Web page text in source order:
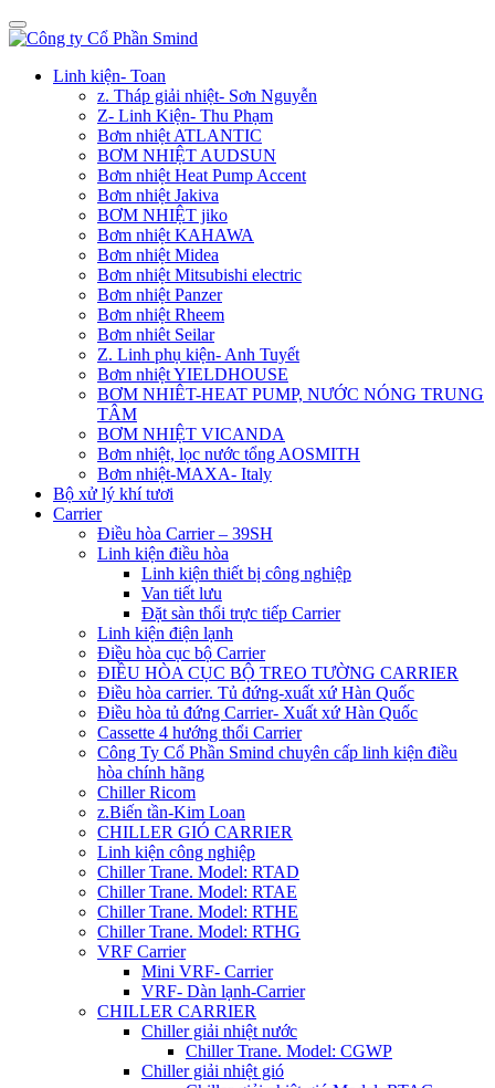
Linh kiện- Toan
z. Tháp giải nhiệt- Sơn Nguyễn
Z- Linh Kiện- Thu Phạm
Bơm nhiệt ATLANTIC
BƠM NHIỆT AUDSUN
Bơm nhiệt Heat Pump Accent
Bơm nhiệt Jakiva
BƠM NHIỆT jiko
Bơm nhiệt KAHAWA
Bơm nhiệt Midea
Bơm nhiệt Mitsubishi electric
Bơm nhiệt Panzer
Bơm nhiệt Rheem
Bơm nhiêt Seilar
Z. Linh phụ kiện- Anh Tuyết
Bơm nhiệt YIELDHOUSE
BƠM NHIÊT-HEAT PUMP, NƯỚC NÓNG TRUNG
TÂM
BƠM NHIỆT VICANDA
Bơm nhiệt, lọc nước tổng AOSMITH
Bơm nhiệt-MAXA- Italy
Bộ xử lý khí tươi
Carrier
Điều hòa Carrier – 39SH
Linh kiện điều hòa
Linh kiện thiết bị công nghiệp
Van tiết lưu
Đặt sàn thổi trực tiếp Carrier
Linh kiện điện lạnh
Điều hòa cục bộ Carrier
ĐIỀU HÒA CỤC BỘ TREO TƯỜNG CARRIER
Điều hòa carrier. Tủ đứng-xuất xứ Hàn Quốc
Điều hòa tủ đứng Carrier- Xuất xứ Hàn Quốc
Cassette 4 hướng thổi Carrier
Công Ty Cổ Phần Smind chuyên cấp linh kiện điều
hòa chính hãng
Chiller Ricom
z.Biến tần-Kim Loan
CHILLER GIÓ CARRIER
Linh kiện công nghiệp
Chiller Trane. Model: RTAD
Chiller Trane. Model: RTAE
Chiller Trane. Model: RTHE
Chiller Trane. Model: RTHG
VRF Carrier
Mini VRF- Carrier
VRF- Dàn lạnh-Carrier
CHILLER CARRIER
Chiller giải nhiệt nước
Chiller Trane. Model: CGWP
Chiller giải nhiệt gió